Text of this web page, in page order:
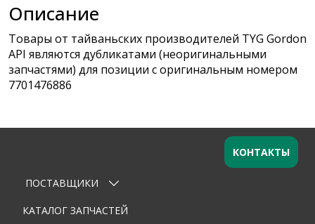
Описание
Товары от тайваньских производителей TYG Gordon
API являются дубликатами (неоригинальными
запчастями) для позиции с оригинальным номером
7701476886
Оставьте заявку
Ваше имя
ПОСТАВЩИКИ
КАТАЛОГ ЗАПЧАСТЕЙ
КОНТАКТЫ